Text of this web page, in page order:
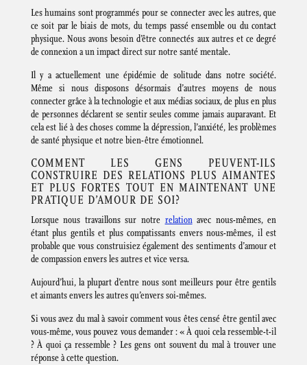
Les humains sont programmés pour se connecter avec les autres, que
ce soit par le biais de mots, du temps passé ensemble ou du contact
physique. Nous avons besoin d’être connectés aux autres et ce degré
de connexion a un impact direct sur notre santé mentale.
Il y a actuellement une épidémie de solitude dans notre société.
Même si nous disposons désormais d’autres moyens de nous
connecter grâce à la technologie et aux médias sociaux, de plus en plus
de personnes déclarent se sentir seules comme jamais auparavant. Et
cela est lié à des choses comme la dépression, l’anxiété, les problèmes
de santé physique et notre bien-être émotionnel.
COMMENT LES GENS PEUVENT-ILS
CONSTRUIRE DES RELATIONS PLUS AIMANTES
ET PLUS FORTES TOUT EN MAINTENANT UNE
PRATIQUE D’AMOUR DE SOI?
Lorsque nous travaillons sur notre relationavec nous-mêmes, en
étant plus gentils et plus compatissants envers nous-mêmes, il est
probable que vous construisiez également des sentiments d’amour et
de compassion envers les autres et vice versa.
Aujourd’hui, la plupart d’entre nous sont meilleurs pour être gentils
et aimants envers les autres qu’envers soi-mêmes.
Si vous avez du mal à savoir comment vous êtes censé être gentil avec
vous-même, vous pouvez vous demander : « À quoi cela ressemble-t-il
? À quoi ça ressemble ? Les gens ont souvent du mal à trouver une
réponse à cette question.